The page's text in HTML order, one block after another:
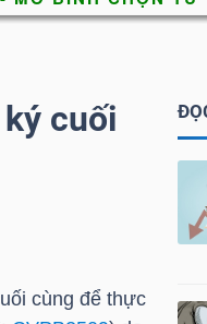
cuối
cùng để thực